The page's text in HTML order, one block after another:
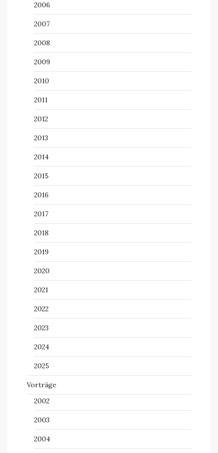
2006
2007
2008
2009
2010
2011
2012
2013
2014
2015
2016
2017
2018
2019
2020
2021
2022
2023
2024
2025
Vorträge
2002
2003
2004